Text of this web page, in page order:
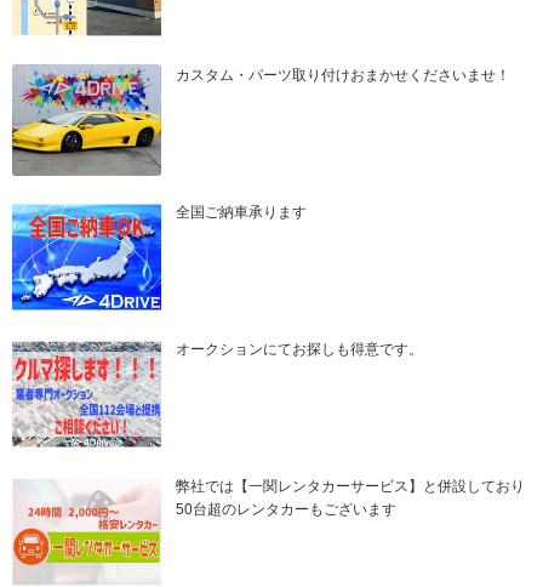
カスタム・パーツ取り付けおまかせくださいませ！
全国ご納車承ります
オークションにてお探しも得意です。
弊社では【一関レンタカーサービス】と併設しており
50台超のレンタカーもございます